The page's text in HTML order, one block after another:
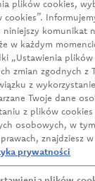
plików cookies,
cookies”.
komunikat
w każdym
„Ustawienia
zmian zgodnych z
z
Twoje dane
z plików cookies
osobowych, w
znajdziesz
prywatności